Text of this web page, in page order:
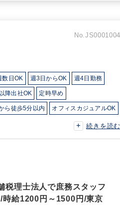
No.JS0001004
数日OK 週3日からOK 週4日勤務
降出社OK 定時早め
ら徒歩5分以内 オフィスカジュアルOK
PCA 財務応援 e-Tax TKC
続きを読む
税理士法人で庶務スタッフ
時給1200円～1500円/東京